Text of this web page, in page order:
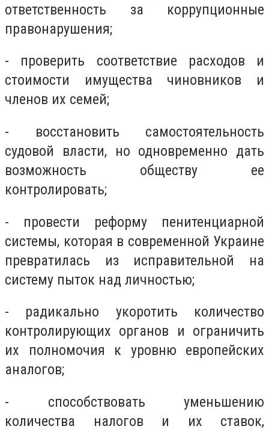
ответственность за коррупционные
правонарушения;
- проверить соответствие расходов и
стоимости имущества чиновников и
членов их семей;
- восстановить самостоятельность
судовой власти, но одновременно дать
возможность обществу ее
контролировать;
- провести реформу пенитенциарной
системы, которая в современной Украине
превратилась из исправительной на
систему пыток над личностью;
- радикально укоротить количество
контролирующих органов и ограничить
их полномочия к уровню европейских
аналогов;
- способствовать уменьшению
количества налогов и их ставок,